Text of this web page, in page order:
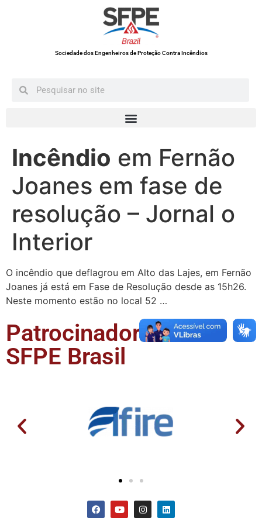
Sociedade dos Engenheiros de Proteção Contra Incêndios
Incêndio em Fernão
Joanes em fase de
resolução – Jornal o
Interior
O incêndio que deflagrou em Alto das Lajes, em Fernão
Joanes já está em Fase de Resolução desde as 15h26.
Neste momento estão no local 52 …
Patrocinadores da
SFPE Brasil